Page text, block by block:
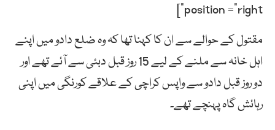
position =”right”]
مقتول کے حوالے سے ان کا کہنا تھا کہ وہ ضلع دادو میں اپنے
اہل خانہ سے ملنے کے لیے 15 روز قبل دبئی سے آئے تھے اور
دو روز قبل دادو سے واپس کراچی کے علاقے کورنگی میں اپنی
رہائش گاہ پہنچے تھے۔